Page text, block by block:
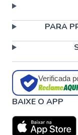
PARA
Verificada
BAIXE O APP